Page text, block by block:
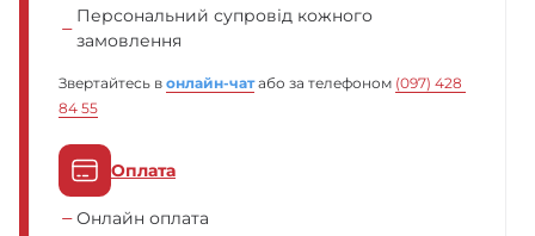
Персональний супровід кожного
замовлення
Звертайтесь в онлайн-чат або за телефоном (097) 428
84 55
Оплата
Онлайн оплата